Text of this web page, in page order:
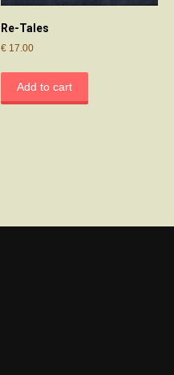
Re-Tales
€ 17.00
Add to cart